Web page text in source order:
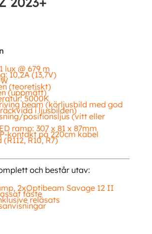
lux @ 679 m
10,2A (13,7V)
(teoretiskt)
(uppmätt)
5000K
beam (körljusbild med god
i ljusbilden)
positionsljus (vitt eller
ramp: 307 x 81 x 87mm
kontakt på 220cm kabel
R10, R7)
och består utav:
2xOptibeam Savage 12 II
fäste
reläsats